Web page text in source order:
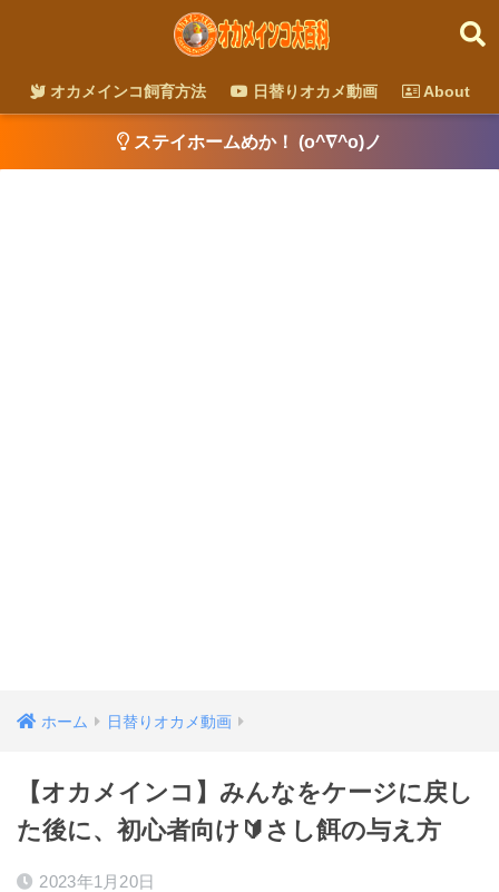
オカメインコ飼育方法 日替りオカメ動画 About
ステイホームめか！ (o^∇^o)ノ
ホーム 日替りオカメ動画
【オカメインコ】みんなをケージに戻し
た後に、初心者向け🔰さし餌の与え方
2023年1月20日